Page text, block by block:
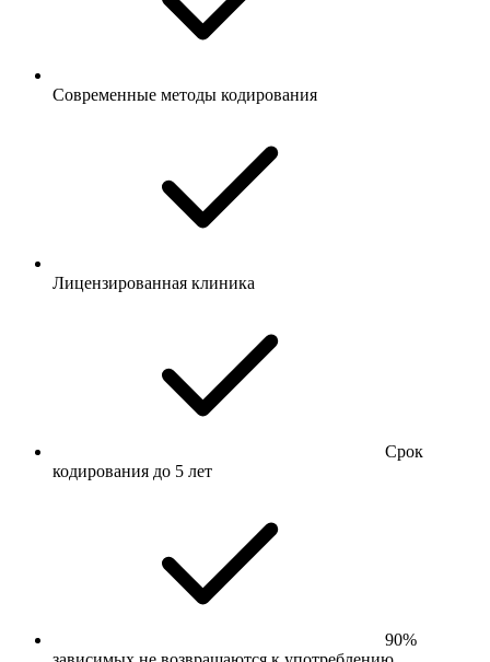
Современные методы кодирования
Лицензированная клиника
Срок
кодирования до 5 лет
90%